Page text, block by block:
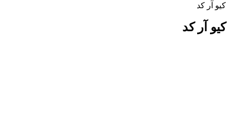
کیو آر کد
کیو آر کد